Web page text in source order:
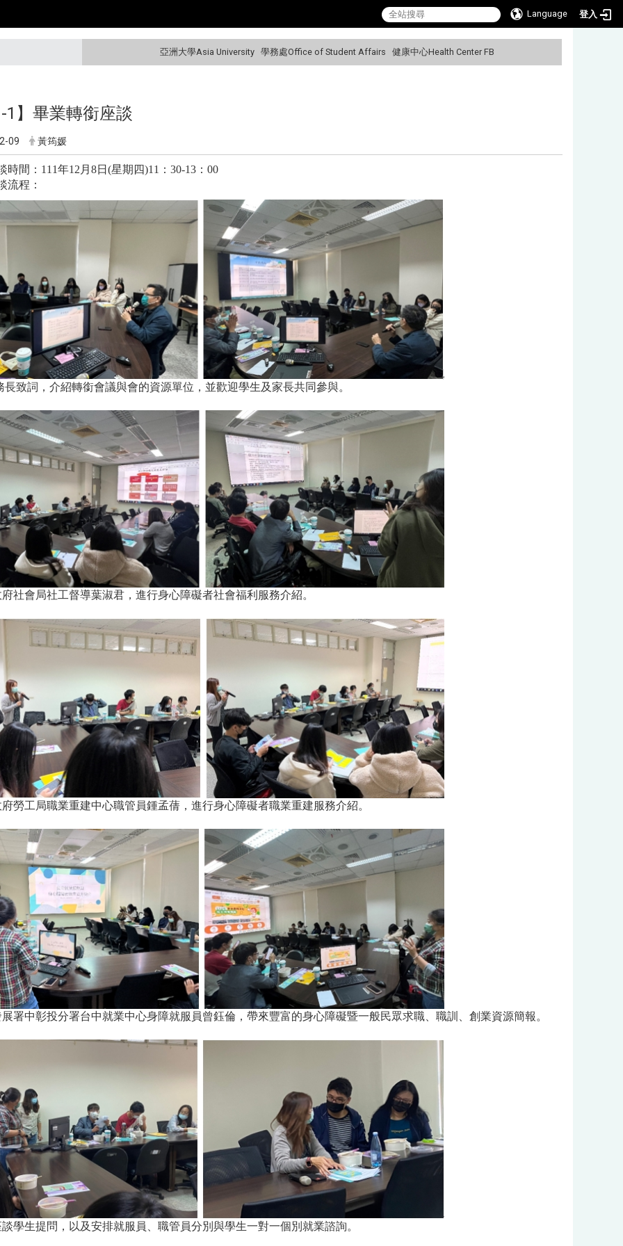
Language 登入
亞洲大學Asia University 學務處Office of Student Affairs 健康中心Health Center FB
1】畢業轉銜座談
09 黃筠媛
時間：111年12月8日(星期四)11：30-13：00
流程：
長致詞，介紹轉銜會議與會的資源單位，並歡迎學生及家長共同參與。
社會局社工督導葉淑君，進行身心障礙者社會福利服務介紹。
勞工局職業重建中心職管員鍾孟蒨，進行身心障礙者職業重建服務介紹。
署中彰投分署台中就業中心身障就服員曾鈺倫，帶來豐富的身心障礙暨一般民眾求職、職訓、創業資源簡報。
學生提問，以及安排就服員、職管員分別與學生一對一個別就業諮詢。